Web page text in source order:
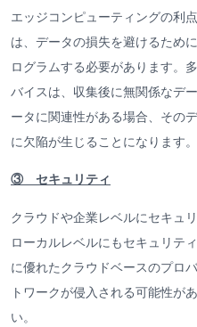
エッジコンピューティングの利
は、データの損失を避けるため
ログラムする必要があります。
バイスは、収集後に無関係なデ
ータに関連性がある場合、その
に欠陥が生じることになります。
③ セキュリティ
クラウドや企業レベルにセキュ
ローカルレベルにもセキュリテ
に優れたクラウドベースのプロ
トワークが侵入される可能性が
い。